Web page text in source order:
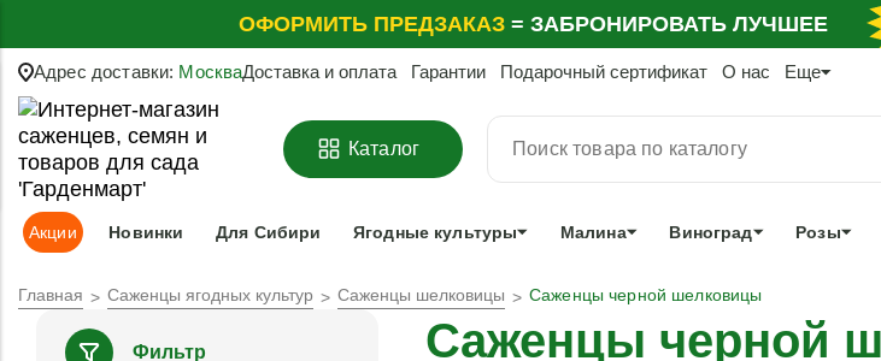
ОФОРМИТЬ ПРЕДЗАКАЗ = ЗАБРОНИРОВАТЬ ЛУЧШЕЕ
Адрес доставки: МоскваДоставка и оплата Гарантии Подарочный сертификат О нас Еще
Каталог
Акции Новинки Для Сибири Ягодные культуры Малина Виноград Розы
Главная Саженцы ягодных культур Саженцы шелковицы Саженцы черной шелковицы
Фильтр Саженцы черной